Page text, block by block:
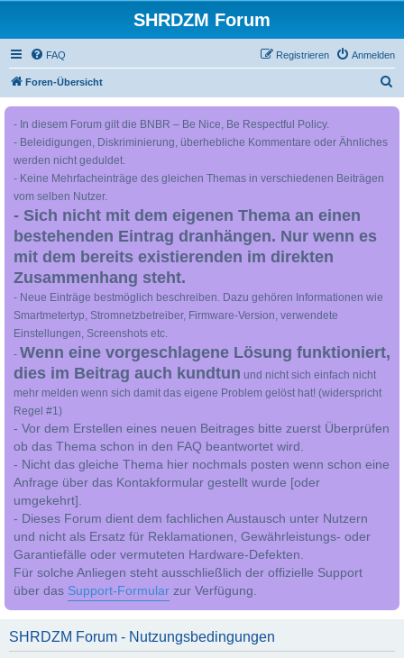
SHRDZM Forum
FAQ Anmelden
Registrieren
Foren-Übersicht
- In diesem Forum gilt die BNBR – Be Nice, Be Respectful Policy.
- Beleidigungen, Diskriminierung, überhebliche Kommentare oder Ähnliches
werden nicht geduldet.
- Keine Mehrfacheinträge des gleichen Themas in verschiedenen Beiträgen
vom selben Nutzer.
- Sich nicht mit dem eigenen Thema an einen
bestehenden Eintrag dranhängen. Nur wenn es
mit dem bereits existierenden im direkten
Zusammenhang steht.
- Neue Einträge bestmöglich beschreiben. Dazu gehören Informationen wie
Smartmetertyp, Stromnetzbetreiber, Firmware-Version, verwendete
Einstellungen, Screenshots etc.
- Wenn eine vorgeschlagene Lösung funktioniert,
dies im Beitrag auch kundtun und nicht sich einfach nicht
mehr melden wenn sich damit das eigene Problem gelöst hat! (widerspricht
Regel #1)
- Vor dem Erstellen eines neuen Beitrages bitte zuerst Überprüfen
ob das Thema schon in den FAQ beantwortet wird.
- Nicht das gleiche Thema hier nochmals posten wenn schon eine
Anfrage über das Kontakformular gestellt wurde [oder
umgekehrt].
- Dieses Forum dient dem fachlichen Austausch unter Nutzern
und nicht als Ersatz für Reklamationen, Gewährleistungs- oder
Garantiefälle oder vermuteten Hardware-Defekten.
Für solche Anliegen steht ausschließlich der offizielle Support
über das Support-Formular zur Verfügung.
SHRDZM Forum - Nutzungsbedingungen